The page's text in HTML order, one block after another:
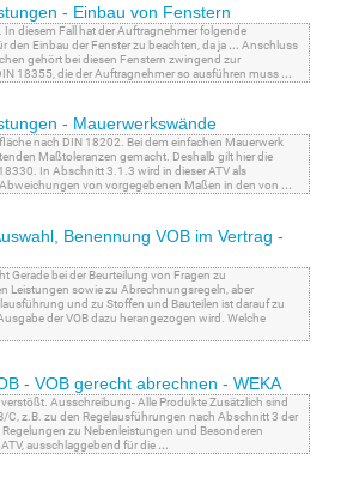
- Einbau von Fenstern
diesem Fall hat der Auftragnehmer folgende
den Einbau der Fenster zu beachten, da ja ... Anschluss
gehört bei diesen Fenstern zwingend zur
18355, die der Auftragnehmer so ausführen muss ...
- Mauerwerkswände
nach DIN 18202. Bei dem einfachen Mauerwerk
Maßtoleranzen gemacht. Deshalb gilt hier die
In Abschnitt 3.1.3 wird in dieser ATV als
von vorgegebenen Maßen in den von ...
Benennung VOB im Vertrag -
Gerade bei der Beurteilung von Fragen zu
Leistungen sowie zu Abrechnungsregeln, aber
und zu Stoffen und Bauteilen ist darauf zu
der VOB dazu herangezogen wird. Welche
- VOB gerecht abrechnen - WEKA
Ausschreibung- Alle Produkte Zusätzlich sind
C, z.B. zu den Regelausführungen nach Abschnitt 3 der
zu Nebenleistungen und Besonderen
ausschlaggebend für die ...